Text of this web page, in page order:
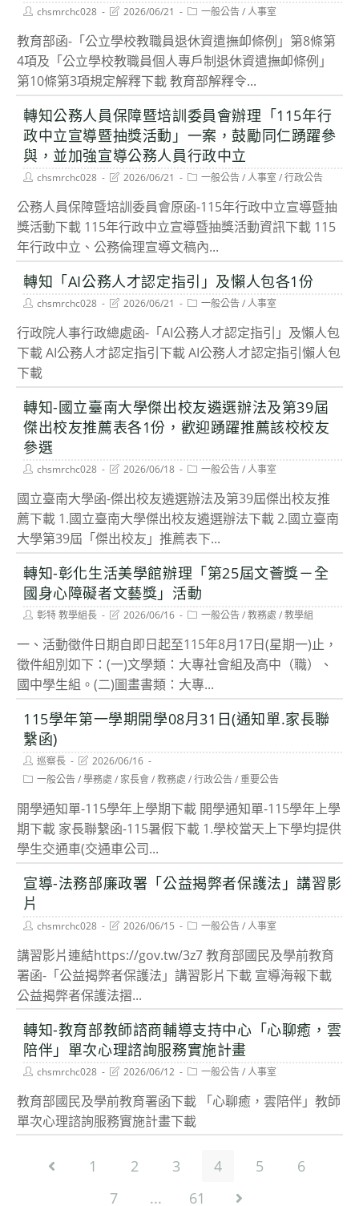
Postchsmrchc028
Post
modified:
2026/06/21
Post一般公告/人事室
教育部函-「公立學校教職員退休資遣撫卹條例」第8條第
4項及「公立學校教職員個人專戶制退休資遣撫卹條例」
第10條第3項規定解釋下載 教育部解釋令...
轉知公務人員保障暨培訓委員會辦理「115年行
政中立宣導暨抽獎活動」一案，鼓勵同仁踴躍參
與，並加強宣導公務人員行政中立
Postchsmrchc028
Post
modified:
2026/06/21
Post一般公告/人事室 /行政公告
公務人員保障暨培訓委員會原函-115年行政中立宣導暨抽
獎活動下載 115年行政中立宣導暨抽獎活動資訊下載 115
年行政中立、公務倫理宣導文稿內...
轉知「AI公務人才認定指引」及懶人包各1份
Postchsmrchc028
Post
modified:
2026/06/21
Post一般公告/人事室
行政院人事行政總處函-「AI公務人才認定指引」及懶人包
下載 AI公務人才認定指引下載 AI公務人才認定指引懶人包
下載
轉知-國立臺南大學傑出校友遴選辦法及第39屆
傑出校友推薦表各1份，歡迎踴躍推薦該校校友
參選
Postchsmrchc028
Post
modified:
2026/06/18
Post一般公告/人事室
國立臺南大學函-傑出校友遴選辦法及第39屆傑出校友推
薦下載 1.國立臺南大學傑出校友遴選辦法下載 2.國立臺南
大學第39屆「傑出校友」推薦表下...
轉知-彰化生活美學館辦理「第25屆文薈獎－全
國身心障礙者文藝獎」活動
Post彰特 教學組長
Post
modified:
2026/06/16
Post一般公告/教務處 /教學組
一、活動徵件日期自即日起至115年8月17日(星期一)止，
徵件組別如下：(一)文學類：大專社會組及高中（職）、
國中學生組。(二)圖畫書類：大專...
115學年第一學期開學08月31日(通知單.家長聯
繫函)
Post
author:
巡察長
Post
last
modified:
2026/06/16
Post一般公告/學務處/ 家長會/教務處/行政公告/重要公告
開學通知單-115學年上學期下載 開學通知單-115學年上學
期下載 家長聯繫函-115暑假下載 1.學校當天上下學均提供
學生交通車(交通車公司...
宣導-法務部廉政署「公益揭弊者保護法」講習影
片
Postchsmrchc028
Post
modified:
2026/06/15
Post一般公告/人事室
講習影片連結https://gov.tw/3z7 教育部國民及學前教育
署函-「公益揭弊者保護法」講習影片下載 宣導海報下載
公益揭弊者保護法摺...
轉知-教育部教師諮商輔導支持中心「心聊癒，雲
陪伴」單次心理諮詢服務實施計畫
Postchsmrchc028
Post
modified:
2026/06/12
Post一般公告/人事室
教育部國民及學前教育署函下載 「心聊癒，雲陪伴」教師
單次心理諮詢服務實施計畫下載
Go to the previous page
1 2 3 4 5
6
7
... 61 Go to the next